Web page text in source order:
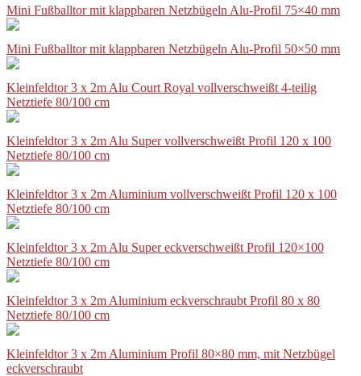
Mini Fußballtor mit klappbaren Netzbügeln Alu-Profil 75×40 mm
Mini Fußballtor mit klappbaren Netzbügeln Alu-Profil 50×50 mm
Kleinfeldtor 3 x 2m Alu Court Royal vollverschweißt 4-teilig
Netztiefe 80/100 cm
Kleinfeldtor 3 x 2m Alu Super vollverschweißt Profil 120 x 100
Netztiefe 80/100 cm
Kleinfeldtor 3 x 2m Aluminium vollverschweißt Profil 120 x 100
Netztiefe 80/100 cm
Kleinfeldtor 3 x 2m Alu Super eckverschweißt Profil 120×100
Netztiefe 80/100 cm
Kleinfeldtor 3 x 2m Aluminium eckverschraubt Profil 80 x 80
Netztiefe 80/100 cm
Kleinfeldtor 3 x 2m Aluminium Profil 80×80 mm, mit Netzbügel
eckverschraubt